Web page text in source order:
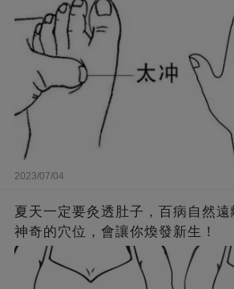
2023/07/04
夏天一定要灸透肚子，百病自然遠
神奇的穴位，會讓你煥發新生！